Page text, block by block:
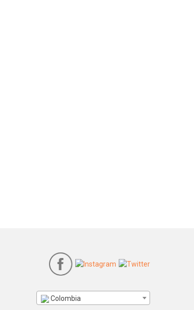
Colombia